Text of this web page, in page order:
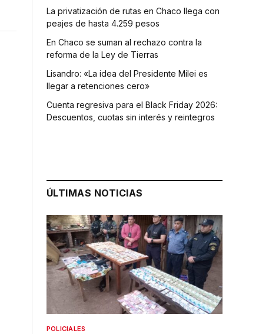
La privatización de rutas en Chaco llega con
peajes de hasta 4.259 pesos
En Chaco se suman al rechazo contra la
reforma de la Ley de Tierras
Lisandro: «La idea del Presidente Milei es
llegar a retenciones cero»
Cuenta regresiva para el Black Friday 2026:
Descuentos, cuotas sin interés y reintegros
ÚLTIMAS NOTICIAS
POLICIALES